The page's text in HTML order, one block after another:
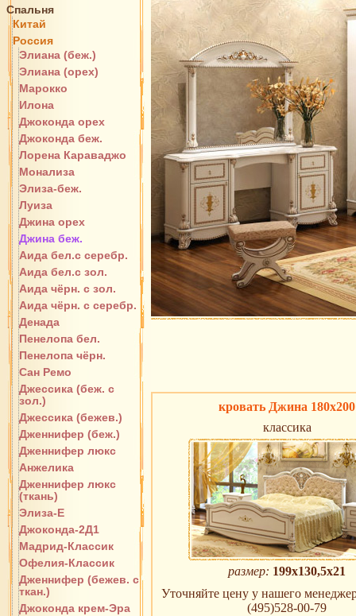
Спальня
Китай
Россия
Элиана (беж.)
Элиана (орех)
Марокко
Илона
Джоконда орех
Джоконда беж.
Лорена Караваджо
Монализа
Элиза-беж.
Луиза
Джина орех
Джина беж.
Аида бел.с серебр.
Аида бел.с зол.
Аида чёрн. с зол.
Аида чёрн. с серебр.
Денада
Пенелопа бел.
Пенелопа чёрн.
Сан Ремо
Джессика (беж. с
зол.)
Джессика (бежев.)
Дженнифер (беж.)
Дженнифер люкс
Анжелика
Дженнифер люкс
(ткань)
Элиза-Е
Джоконда-2Д1
Мадрид-Классик
Офелия-Классик
Дженнифер (бежев. с
ткан.)
Джоконда крем-Эра
кровать Джина 180х200
классика
размер: 199х130,5х21
Уточняйте цену у нашего
(495)528-00-79